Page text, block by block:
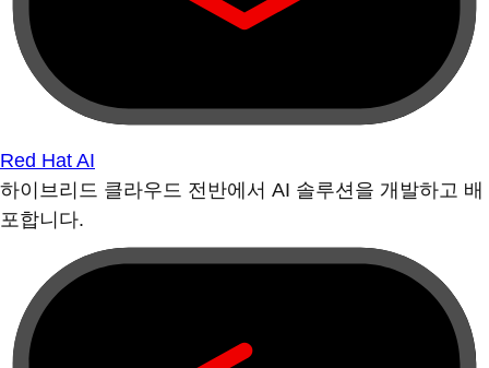
Red Hat AI
하이브리드 클라우드 전반에서 AI 솔루션을 개발하고 배
포합니다.